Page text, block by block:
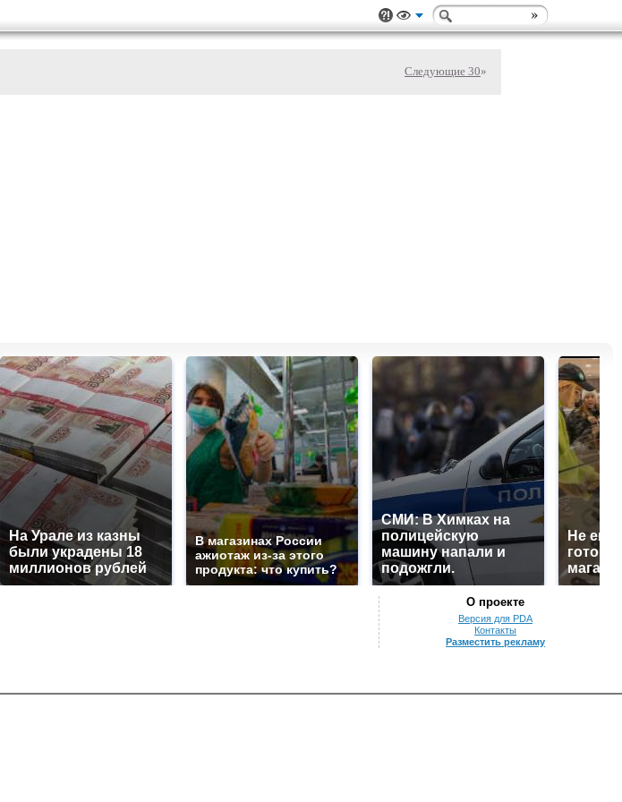
Следующие 30»
На Урале из казны
были украдены 18
миллионов рублей
В магазинах России
ажиотаж из-за этого
продукта: что купить?
СМИ: В Химках на
полицейскую
машину напали и
подожгли.
Не
О проекте
Версия для PDA
Контакты
Разместить рекламу